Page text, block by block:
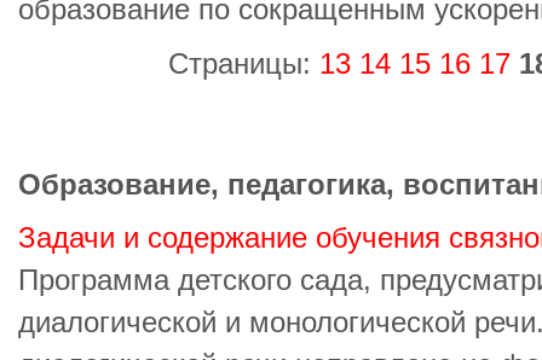
образование по сокращенным
Страницы: 13 14 15 16 17
Образование, педагогика,
Задачи и содержание обучения
Программа детского сада,
диалогической и монологической